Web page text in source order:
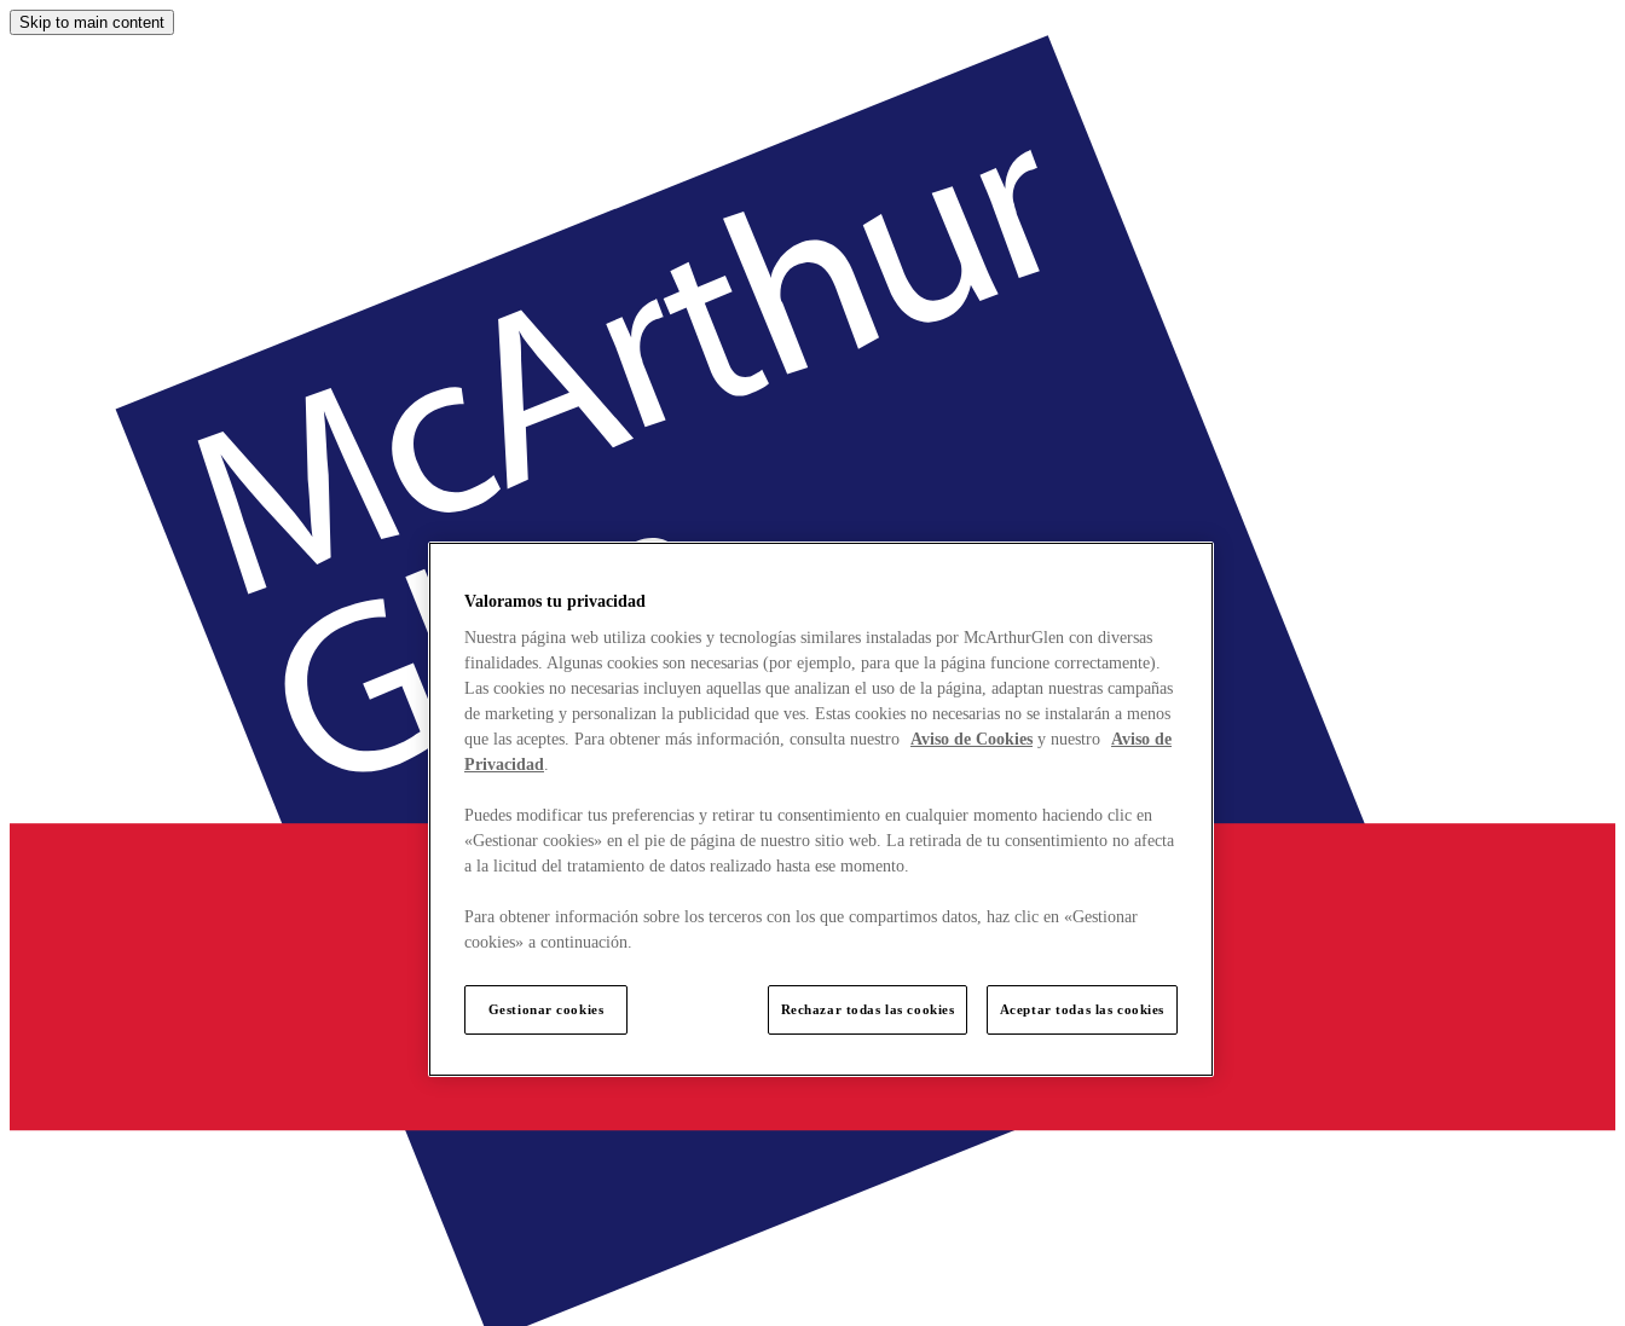
Skip to main content
Valoramos tu privacidad
Nuestra página web utiliza cookies y tecnologías similares instaladas por McArthurGlen con diversas
finalidades. Algunas cookies son necesarias (por ejemplo, para que la página funcione correctamente).
Las cookies no necesarias incluyen aquellas que analizan el uso de la página, adaptan nuestras campañas
de marketing y personalizan la publicidad que ves. Estas cookies no necesarias no se instalarán a menos
que las aceptes. Para obtener más información, consulta nuestro Aviso de Cookies y nuestro Aviso de
Privacidad.
Puedes modificar tus preferencias y retirar tu consentimiento en cualquier momento haciendo clic en
«Gestionar cookies» en el pie de página de nuestro sitio web. La retirada de tu consentimiento no afecta
a la licitud del tratamiento de datos realizado hasta ese momento.
Para obtener información sobre los terceros con los que compartimos datos, haz clic en «Gestionar
cookies» a continuación.
Gestionar cookies Rechazar todas las cookies Aceptar todas las cookies